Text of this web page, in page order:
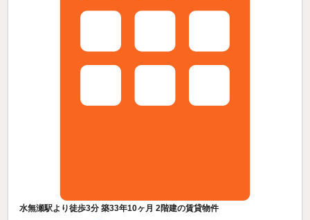
水無瀬駅より徒歩3分 築33年10ヶ月 2階建の賃貸物件